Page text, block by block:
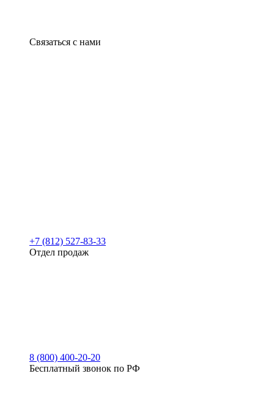
Связаться с нами
+7 (812) 527-83-33
Отдел продаж
8 (800) 400-20-20
Бесплатный звонок по РФ